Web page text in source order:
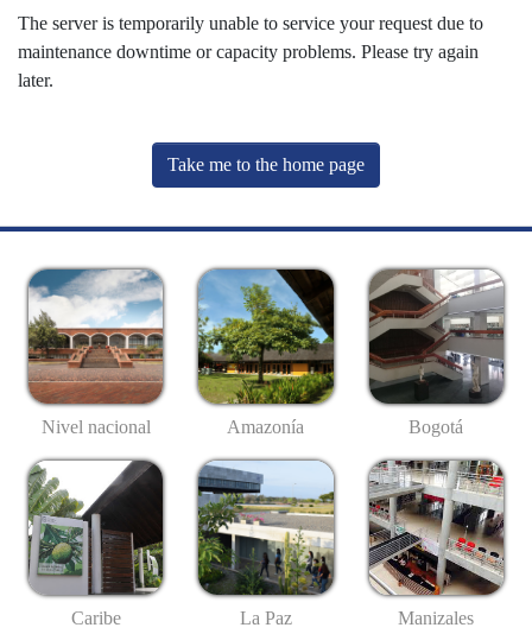
The server is temporarily unable to service your request due to
maintenance downtime or capacity problems. Please try again
later.
Take me to the home page
Nivel nacional Amazonía Bogotá
Caribe La Paz Manizales